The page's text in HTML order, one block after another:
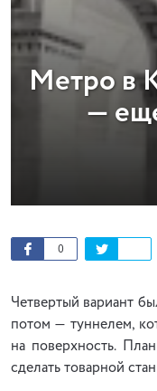
Метро в
—
0
Четвертый вариант
потом — туннелем,
на поверхность.
сделать товарной